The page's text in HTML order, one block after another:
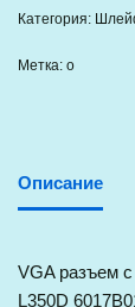
Категория:
Метка: о
Описание
VGA разъем
L350D